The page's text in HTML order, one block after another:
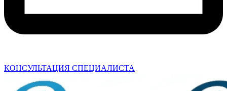
КОНСУЛЬТАЦИЯ СПЕЦИАЛИСТА